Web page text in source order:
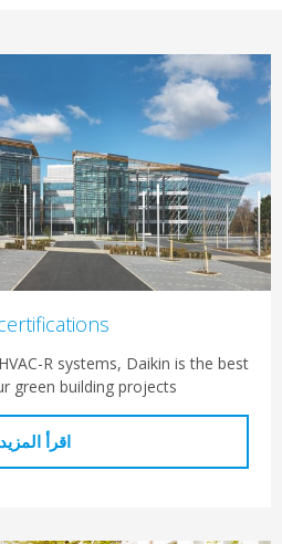
certifications
R systems, Daikin is the best
green building projects.
اقرأ المزيد